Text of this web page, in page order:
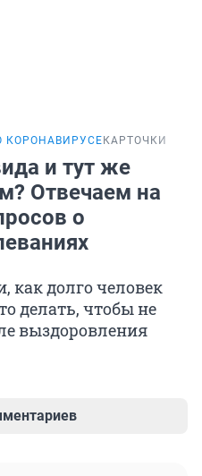
КОРОНАВИРУСЕ КАРТОЧКИ
и тут же
Отвечаем на
о
как долго человек
делать, чтобы не
выздоровления